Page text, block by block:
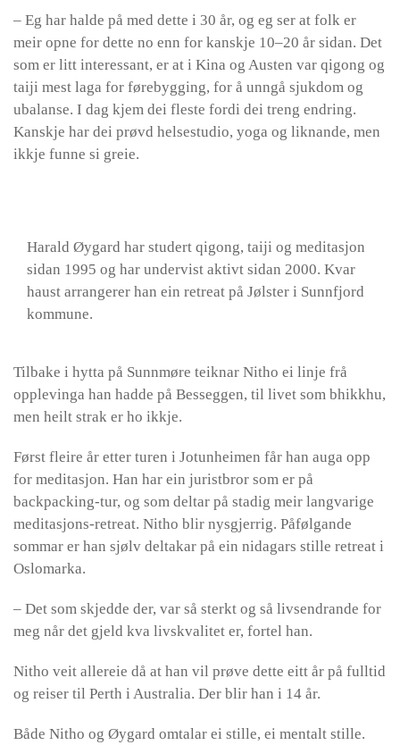
– Eg har halde på med dette i 30 år, og eg ser at folk er
meir opne for dette no enn for kanskje 10–20 år sidan. Det
som er litt interessant, er at i Kina og Austen var qigong og
taiji mest laga for førebygging, for å unngå sjukdom og
ubalanse. I dag kjem dei fleste fordi dei treng endring.
Kanskje har dei prøvd helsestudio, yoga og liknande, men
ikkje funne si greie.
Harald Øygard har studert qigong, taiji og meditasjon
sidan 1995 og har undervist aktivt sidan 2000. Kvar
haust arrangerer han ein retreat på Jølster i Sunnfjord
kommune.
Tilbake i hytta på Sunnmøre teiknar Nitho ei linje frå
opplevinga han hadde på Besseggen, til livet som bhikkhu,
men heilt strak er ho ikkje.
Først fleire år etter turen i Jotunheimen får han auga opp
for meditasjon. Han har ein juristbror som er på
backpacking-tur, og som deltar på stadig meir langvarige
meditasjons-retreat. Nitho blir nysgjerrig. Påfølgande
sommar er han sjølv deltakar på ein nidagars stille retreat i
Oslomarka.
– Det som skjedde der, var så sterkt og så livsendrande for
meg når det gjeld kva livskvalitet er, fortel han.
Nitho veit allereie då at han vil prøve dette eitt år på fulltid
og reiser til Perth i Australia. Der blir han i 14 år.
Både Nitho og Øygard omtalar ei stille, ei mentalt stille.